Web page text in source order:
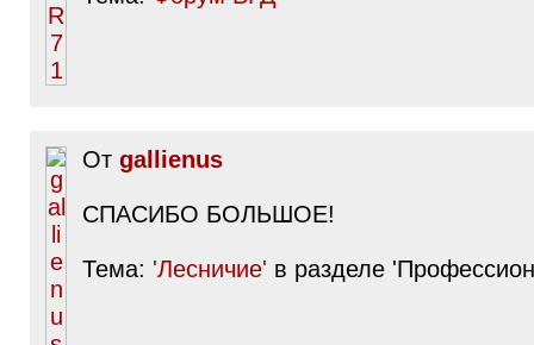
От gallienus
СПАСИБО БОЛЬШОЕ!
Тема: 'Лесничие' в разделе